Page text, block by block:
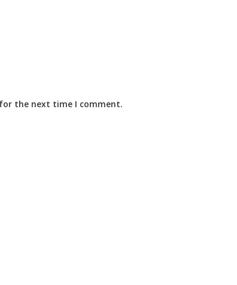
the next time I comment.